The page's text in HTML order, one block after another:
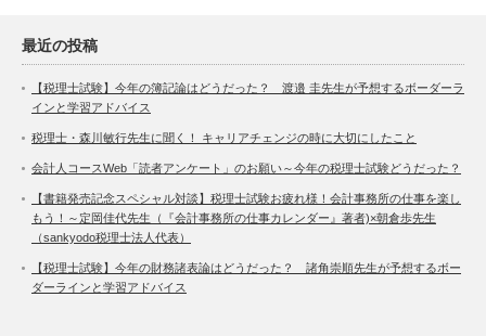
最近の投稿
【税理士試験】今年の簿記論はどうだった？ 渡邉 圭先生が予想するボーダーラ
インと学習アドバイス
税理士・森川敏行先生に聞く！ キャリアチェンジの時に大切にしたこと
会計人コースWeb「読者アンケート」のお願い～今年の税理士試験どうだった？
【書籍発売記念スペシャル対談】税理士試験お疲れ様！会計事務所の仕事を楽し
もう！～定岡佳代先生（『会計事務所の仕事カレンダー』著者)×朝倉歩先生
（sankyodo税理士法人代表）
【税理士試験】今年の財務諸表論はどうだった？ 諸角崇順先生が予想するボー
ダーラインと学習アドバイス